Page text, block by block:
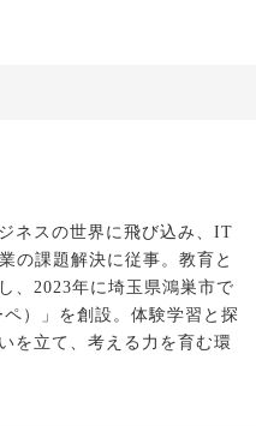
ネスの世界に飛び込み、IT
の課題解決に従事。教育と
、2023年に埼玉県鴻巣市で
）」を創設。体験学習と探
を立て、考える力を育む環